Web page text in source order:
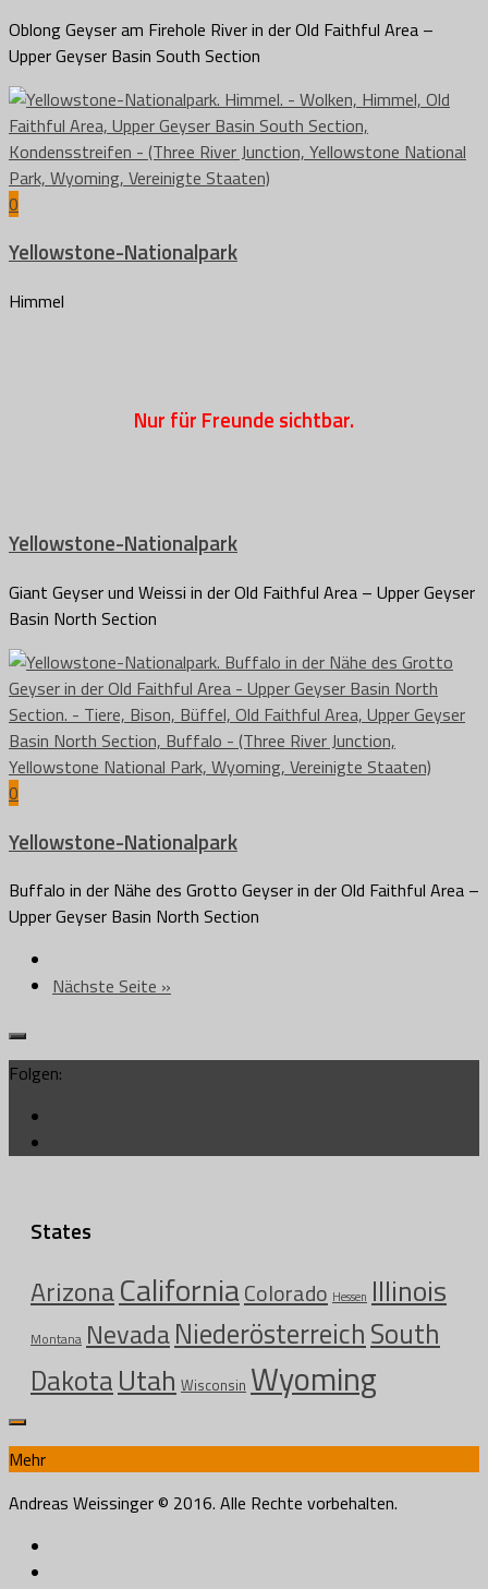
Oblong Geyser am Firehole River in der Old Faithful Area –
Upper Geyser Basin South Section
0
Yellowstone-Nationalpark
Himmel
Nur für Freunde sichtbar.
Yellowstone-Nationalpark
Giant Geyser und Weissi in der Old Faithful Area – Upper Geyser
Basin North Section
0
Yellowstone-Nationalpark
Buffalo in der Nähe des Grotto Geyser in der Old Faithful Area –
Upper Geyser Basin North Section
Nächste Seite »
Folgen:
States
ArizonaCaliforniaColorado Hessen Illinois
Montana NevadaNiederösterreichSouth
DakotaUtah Wisconsin Wyoming
Mehr
Andreas Weissinger © 2016. Alle Rechte vorbehalten.